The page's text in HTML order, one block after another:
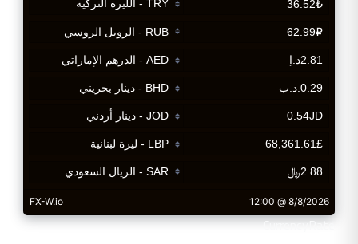
CurrencyRate